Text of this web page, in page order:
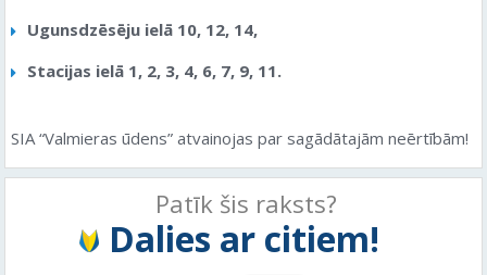
Ugunsdzēsēju ielā 10, 12, 14,
Stacijas ielā 1, 2, 3, 4, 6, 7, 9, 11.
SIA “Valmieras ūdens” atvainojas par sagādātajām neērtībām!
Patīk šis raksts?
Dalies ar citiem!